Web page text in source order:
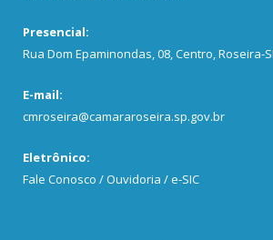
Presencial:
Rua Dom Epaminondas, 08, Centro, Roseira-
E-mail:
cmroseira@camararoseira.sp.gov.br
Eletrônico:
Fale Conosco / Ouvidoria / e-SIC